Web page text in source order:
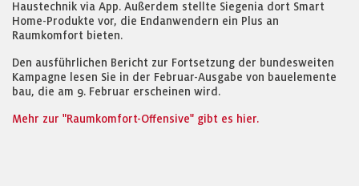
Haustechnik via App. Außerdem stellte Siegenia dort Smart
Home-Produkte vor, die Endanwendern ein Plus an
Raumkomfort bieten.
Den ausführlichen Bericht zur Fortsetzung der bundesweiten
Kampagne lesen Sie in der Februar-Ausgabe von bauelemente
bau, die am 9. Februar erscheinen wird.
Mehr zur "Raumkomfort-Offensive" gibt es hier.